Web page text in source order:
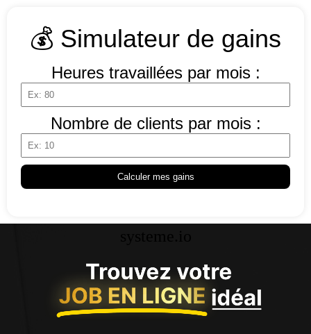
💰 Simulateur de gains
Heures travaillées par mois :
Nombre de clients par mois :
Calculer mes gains